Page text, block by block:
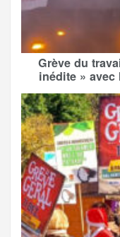
Grève du
inédite » avec